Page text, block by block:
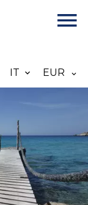
IT EUR